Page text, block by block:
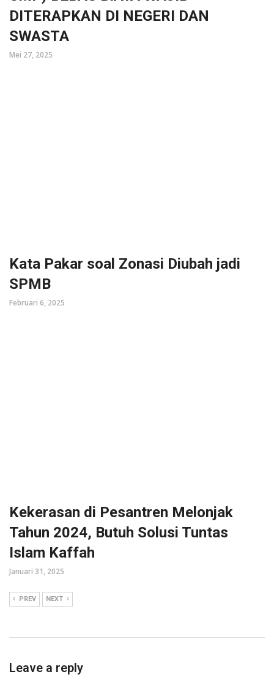
DITERAPKAN DI NEGERI DAN
SWASTA
Mei 27, 2025
Kata Pakar soal Zonasi Diubah jadi
SPMB
Februari 6, 2025
Kekerasan di Pesantren Melonjak
Tahun 2024, Butuh Solusi Tuntas
Islam Kaffah
Januari 31, 2025
PREV NEXT
Leave a reply